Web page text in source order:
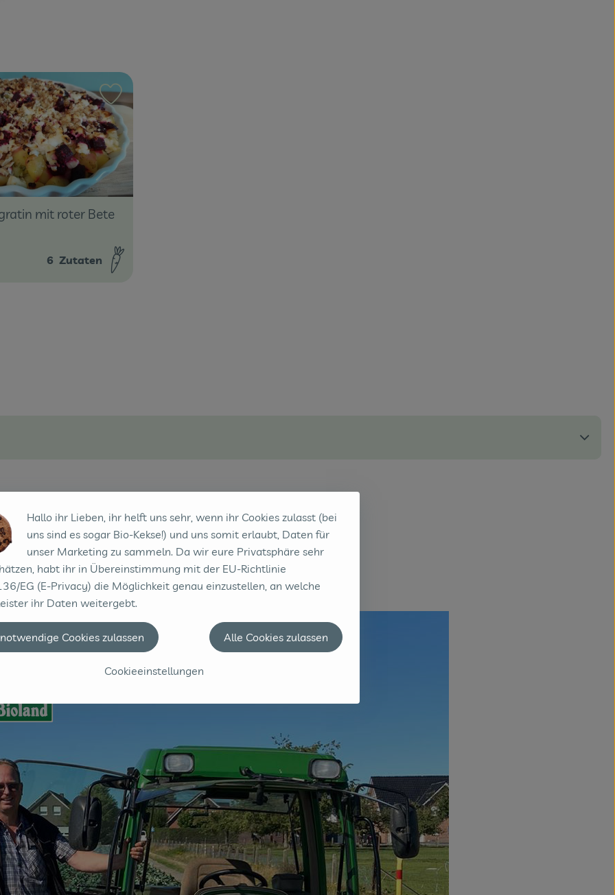
hinzufügen
mit roter Bete
6 Zutaten
Hallo ihr Lieben, ihr helft uns sehr, wenn ihr Cookies zulasst (bei
uns sind es sogar Bio-Kekse!) und uns somit erlaubt, Daten für
unser Marketing zu sammeln. Da wir eure Privatsphäre sehr
habt ihr in Übereinstimmung mit der EU-Richtlinie
EG (E-Privacy) die Möglichkeit genau einzustellen, an welche
ihr Daten weitergebt.
Cookieeinstellungen
Cookies zulassen Alle Cookies zulassen